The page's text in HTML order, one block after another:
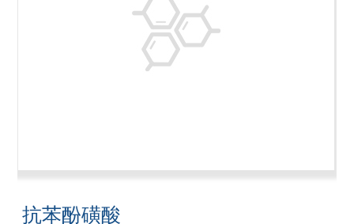
抗苯酚磺酸